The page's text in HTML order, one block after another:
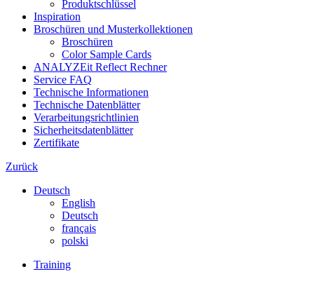
Produktschlüssel
Inspiration
Broschüren und Musterkollektionen
Broschüren
Color Sample Cards
ANALYZEit Reflect Rechner
Service FAQ
Technische Informationen
Technische Datenblätter
Verarbeitungsrichtlinien
Sicherheitsdatenblätter
Zertifikate
Zurück
Deutsch
English
Deutsch
français
polski
Training